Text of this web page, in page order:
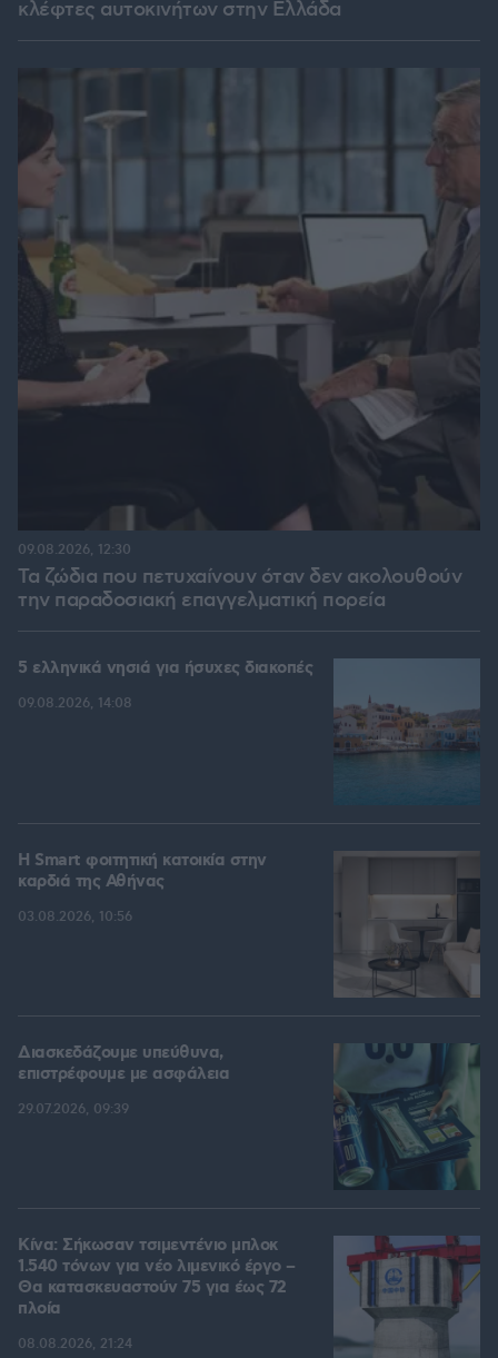
κλέφτες αυτοκινήτων στην Ελλάδα
Τα ζώδια που πετυχαίνουν όταν δεν ακολουθούν
την παραδοσιακή επαγγελματική πορεία
09.08.2026, 12:30
5 ελληνικά νησιά για ήσυχες διακοπές
09.08.2026, 14:08
Η Smart φοιτητική κατοικία στην
καρδιά της Αθήνας
03.08.2026, 10:56
Διασκεδάζουμε υπεύθυνα,
επιστρέφουμε με ασφάλεια
29.07.2026, 09:39
Κίνα: Σήκωσαν τσιμεντένιο μπλοκ
1.540 τόνων για νέο λιμενικό έργο –
Θα κατασκευαστούν 75 για έως 72
πλοία
08.08.2026, 21:24